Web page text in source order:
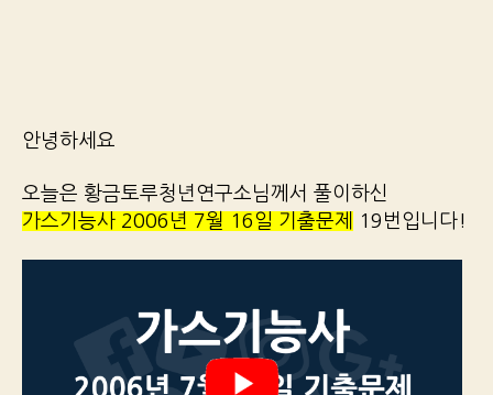
안녕하세요
오늘은 황금토루청년연구소님께서 풀이하신
가스기능사 2006년 7월 16일 기출문제
19번입니다!